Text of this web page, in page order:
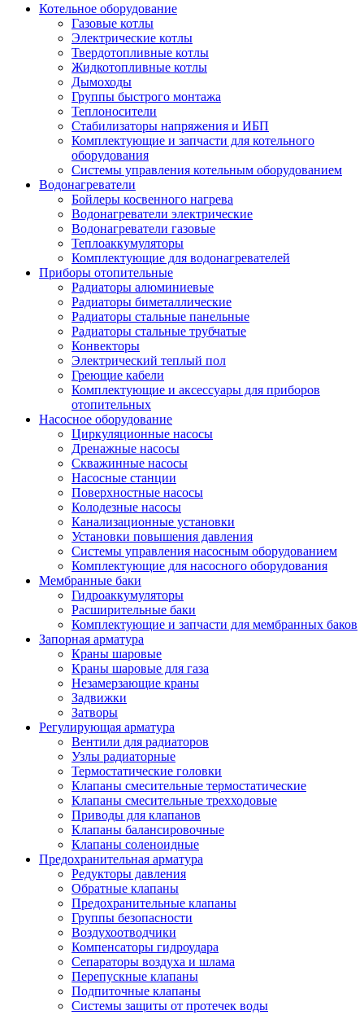
Котельное оборудование
Газовые котлы
Электрические котлы
Твердотопливные котлы
Жидкотопливные котлы
Дымоходы
Группы быстрого монтажа
Теплоносители
Стабилизаторы напряжения и ИБП
Комплектующие и запчасти для котельного
оборудования
Системы управления котельным оборудованием
Водонагреватели
Бойлеры косвенного нагрева
Водонагреватели электрические
Водонагреватели газовые
Теплоаккумуляторы
Комплектующие для водонагревателей
Приборы отопительные
Радиаторы алюминиевые
Радиаторы биметаллические
Радиаторы стальные панельные
Радиаторы стальные трубчатые
Конвекторы
Электрический теплый пол
Греющие кабели
Комплектующие и аксессуары для приборов
отопительных
Насосное оборудование
Циркуляционные насосы
Дренажные насосы
Скважинные насосы
Насосные станции
Поверхностные насосы
Колодезные насосы
Канализационные установки
Установки повышения давления
Системы управления насосным оборудованием
Комплектующие для насосного оборудования
Мембранные баки
Гидроаккумуляторы
Расширительные баки
Комплектующие и запчасти для мембранных баков
Запорная арматура
Краны шаровые
Краны шаровые для газа
Незамерзающие краны
Задвижки
Затворы
Регулирующая арматура
Вентили для радиаторов
Узлы радиаторные
Термостатические головки
Клапаны смесительные термостатические
Клапаны смесительные трехходовые
Приводы для клапанов
Клапаны балансировочные
Клапаны соленоидные
Предохранительная арматура
Редукторы давления
Обратные клапаны
Предохранительные клапаны
Группы безопасности
Воздухоотводчики
Компенсаторы гидроудара
Сепараторы воздуха и шлама
Перепускные клапаны
Подпиточные клапаны
Системы защиты от протечек воды